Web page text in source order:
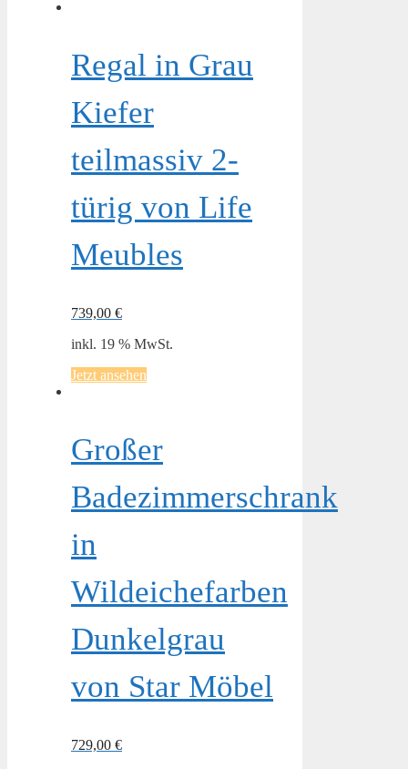
Regal in Grau
Kiefer
teilmassiv 2-
türig von Life
Meubles
739,00 €
inkl. 19 % MwSt.
Jetzt ansehen
Großer
Badezimmerschrank
in
Wildeichefarben
Dunkelgrau
von Star Möbel
729,00 €